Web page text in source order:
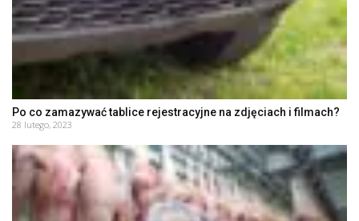
Po co zamazywać tablice rejestracyjne na zdjęciach i filmach?
28 lutego, 2023